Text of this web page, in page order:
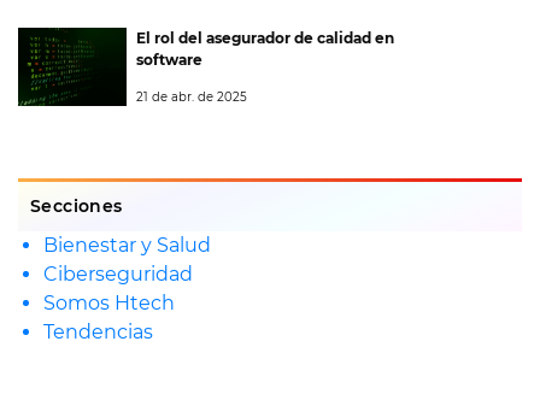
El rol del asegurador de calidad en
software
21 de abr. de 2025
Secciones
Bienestar y Salud
Ciberseguridad
Somos Htech
Tendencias